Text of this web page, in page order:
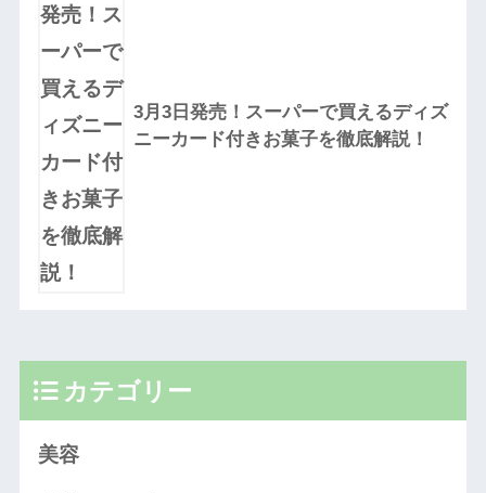
3月3日発売！スーパーで買えるディズ
ニーカード付きお菓子を徹底解説！
カテゴリー
美容